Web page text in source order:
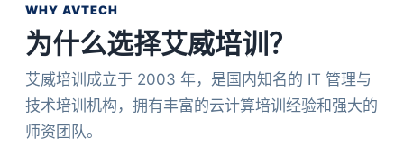
WHY AVTECH
为什么选择艾威培训？
艾威培训成立于 2003 年，是国内知名的 IT 管理与
技术培训机构，拥有丰富的云计算培训经验和强大的
师资团队。